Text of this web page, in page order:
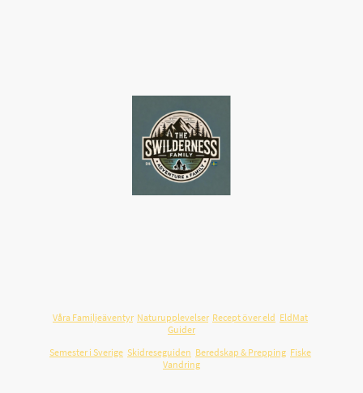
Våra Familjeäventyr, Naturupplevelser, Recept över eld EldMat
Guider
Semester i Sverige Skidreseguiden Beredskap & Prepping Fiske
Vandring